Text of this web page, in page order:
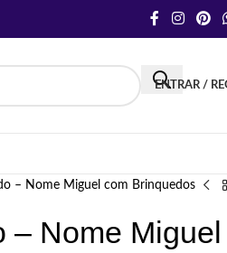
ENTRAR /
– Nome Miguel com Brinquedos
– Nome